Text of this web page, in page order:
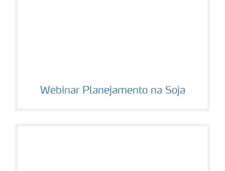
Webinar Planejamento na Soja